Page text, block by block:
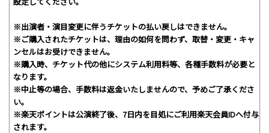
※出演者・演目変更に伴うチケットの払い戻しはできません。
※ご購入されたチケットは、理由の如何を問わず、取替・変更・キャ
ンセルはお受けできません。
※購入時、チケット代の他にシステム利用料等、各種手数料が必要と
なります。
※中止等の場合、手数料は返金いたしませんので、予めご了承くださ
い。
※楽天ポイントは公演終了後、7日内を目処にご利用楽天会員IDへ付与
されます。